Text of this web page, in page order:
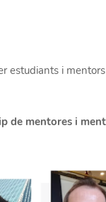
estudiants i mentors
de mentores i